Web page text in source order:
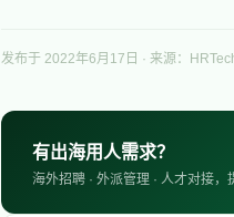
发布于 2022年6月17日 · 来源：
有出海用人需求？
海外招聘 · 外派管理 · 人才对接